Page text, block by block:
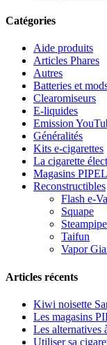
Catégories
Aide produits
Articles Phares
Autres
Batteries et
Clearomiseurs
E-liquides
Emission
Généralités
Kits e-cigarettes
La cigarette
Magasins
Reconstructibles
Flash e-
Squape
Taifun
Vapor
Articles récents
Kiwi noisette
Les magasins
Les alternatives
Utiliser sa